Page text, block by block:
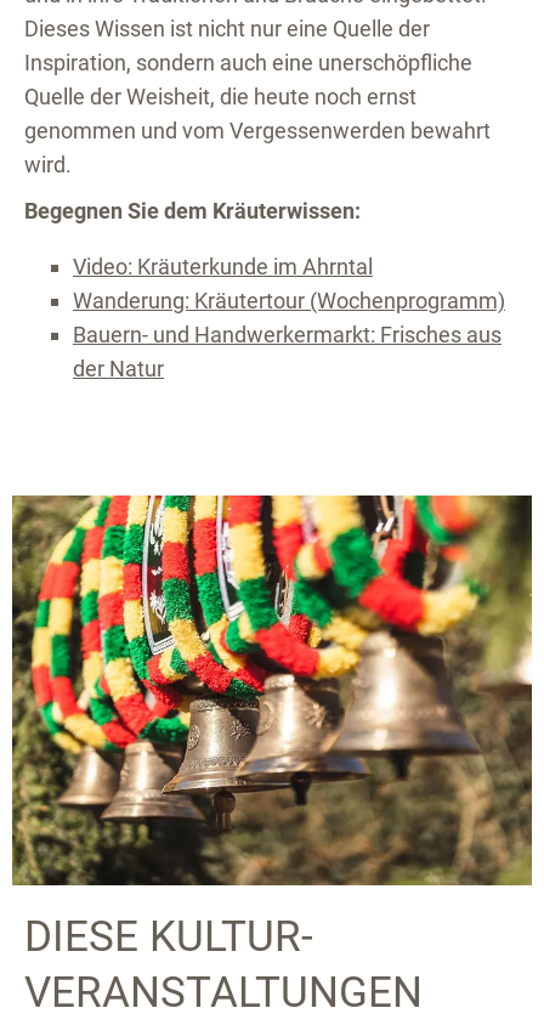
Dieses Wissen ist nicht nur eine Quelle der
Inspiration, sondern auch eine unerschöpfliche
Quelle der Weisheit, die heute noch ernst
genommen und vom Vergessenwerden bewahrt
wird.
Begegnen Sie dem Kräuterwissen:
Video: Kräuterkunde im Ahrntal
Wanderung: Kräutertour (Wochenprogramm)
Bauern- und Handwerkermarkt: Frisches aus
der Natur
DIESE KULTUR-
VERANSTALTUNGEN